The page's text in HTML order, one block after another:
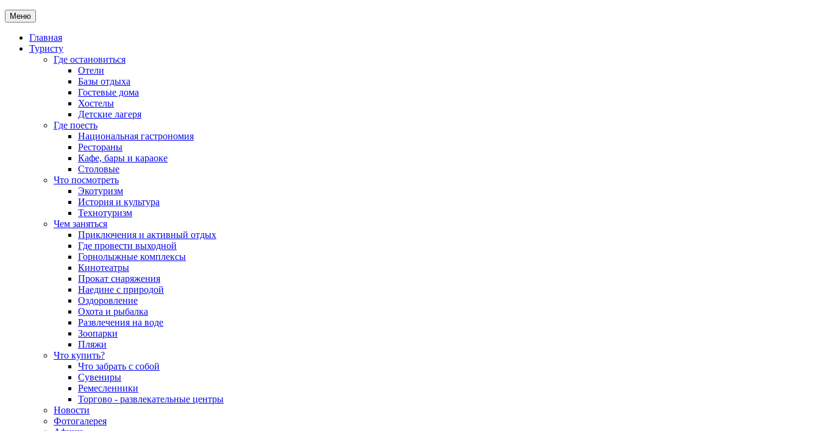
Меню
Главная
Туристу
Где остановиться
Отели
Базы отдыха
Гостевые дома
Хостелы
Детские лагеря
Где поесть
Национальная гастрономия
Рестораны
Кафе, бары и караоке
Столовые
Что посмотреть
Экотуризм
История и культура
Технотуризм
Чем заняться
Приключения и активный отдых
Где провести выходной
Горнолыжные комплексы
Кинотеатры
Прокат снаряжения
Наедине с природой
Оздоровление
Охота и рыбалка
Развлечения на воде
Зоопарки
Пляжи
Что купить?
Что забрать с собой
Сувениры
Ремесленники
Торгово - развлекательные центры
Новости
Фотогалерея